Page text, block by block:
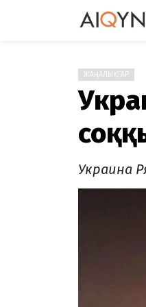
ЖАҢАЛЫҚТАР
Украина